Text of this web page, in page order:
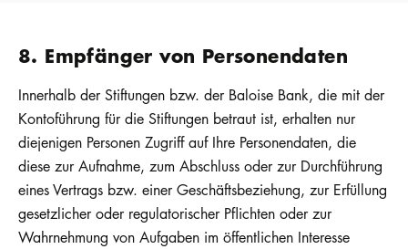
8. Empfänger von Personendaten
Innerhalb der Stiftungen bzw. der Baloise Bank, die mit der
Kontoführung für die Stiftungen betraut ist, erhalten nur
diejenigen Personen Zugriff auf Ihre Personendaten, die
diese zur Aufnahme, zum Abschluss oder zur Durchführung
eines Vertrags bzw. einer Geschäftsbeziehung, zur Erfüllung
gesetzlicher oder regulatorischer Pflichten oder zur
Wahrnehmung von Aufgaben im öffentlichen Interesse